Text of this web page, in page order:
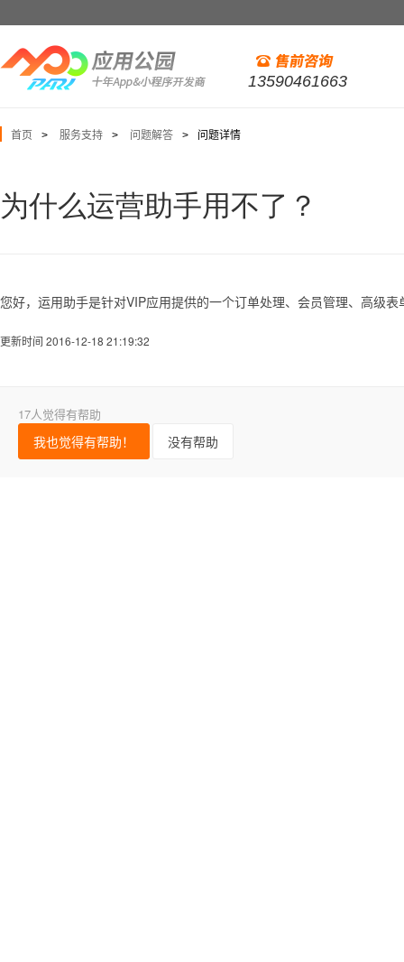
13590461663
首页 > 服务支持 > 问题解答 > 问题详情
为什么运营助手用不了？
您好，运用助手是针对VIP应用提供的一个订单处理、会员管理、高级
更新时间 2016-12-18 21:19:32
17人觉得有帮助
我也觉得有帮助！ 没有帮助